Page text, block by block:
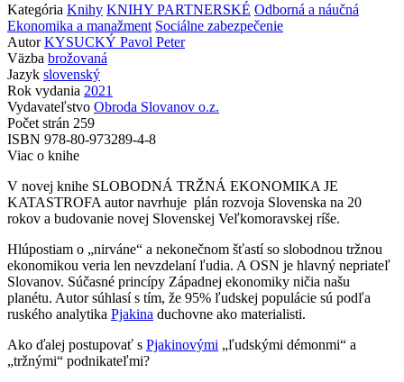
Kategória Knihy KNIHY PARTNERSKÉ Odborná a náučná
Ekonomika a manažment Sociálne zabezpečenie
Autor KYSUCKÝ Pavol Peter
Väzba brožovaná
Jazyk slovenský
Rok vydania 2021
Vydavateľstvo Obroda Slovanov o.z.
Počet strán 259
ISBN 978-80-973289-4-8
Viac o knihe
V novej knihe SLOBODNÁ TRŽNÁ EKONOMIKA JE
KATASTROFA autor navrhuje plán rozvoja Slovenska na 20
rokov a budovanie novej Slovenskej Veľkomoravskej ríše.
Hlúpostiam o „nirváne“ a nekonečnom šťastí so slobodnou tržnou
ekonomikou veria len nevzdelaní ľudia. A OSN je hlavný nepriateľ
Slovanov. Súčasné princípy Západnej ekonomiky ničia našu
planétu. Autor súhlasí s tím, že 95% ľudskej populácie sú podľa
ruského analytika Pjakina duchovne ako materialisti.
Ako ďalej postupovať s Pjakinovými „ľudskými démonmi“ a
„tržnými“ podnikateľmi?